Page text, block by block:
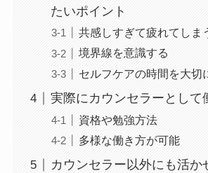
たいポイント
共感しすぎて疲れてしま
境界線を意識する
セルフケアの時間を大切
実際にカウンセラーとして
資格や勉強方法
多様な働き方が可能
カウンセラー以外にも活か